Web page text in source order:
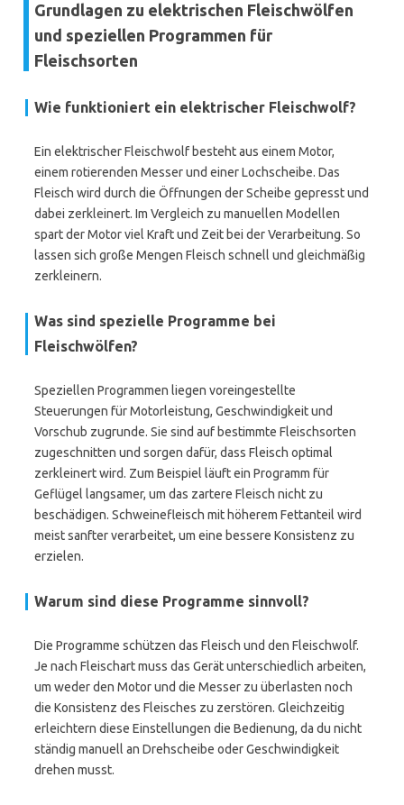
Grundlagen zu elektrischen Fleischwölfen
und speziellen Programmen für
Fleischsorten
Wie funktioniert ein elektrischer Fleischwolf?
Ein elektrischer Fleischwolf besteht aus einem Motor,
einem rotierenden Messer und einer Lochscheibe. Das
Fleisch wird durch die Öffnungen der Scheibe gepresst und
dabei zerkleinert. Im Vergleich zu manuellen Modellen
spart der Motor viel Kraft und Zeit bei der Verarbeitung. So
lassen sich große Mengen Fleisch schnell und gleichmäßig
zerkleinern.
Was sind spezielle Programme bei
Fleischwölfen?
Speziellen Programmen liegen voreingestellte
Steuerungen für Motorleistung, Geschwindigkeit und
Vorschub zugrunde. Sie sind auf bestimmte Fleischsorten
zugeschnitten und sorgen dafür, dass Fleisch optimal
zerkleinert wird. Zum Beispiel läuft ein Programm für
Geflügel langsamer, um das zartere Fleisch nicht zu
beschädigen. Schweinefleisch mit höherem Fettanteil wird
meist sanfter verarbeitet, um eine bessere Konsistenz zu
erzielen.
Warum sind diese Programme sinnvoll?
Die Programme schützen das Fleisch und den Fleischwolf.
Je nach Fleischart muss das Gerät unterschiedlich arbeiten,
um weder den Motor und die Messer zu überlasten noch
die Konsistenz des Fleisches zu zerstören. Gleichzeitig
erleichtern diese Einstellungen die Bedienung, da du nicht
ständig manuell an Drehscheibe oder Geschwindigkeit
drehen musst.